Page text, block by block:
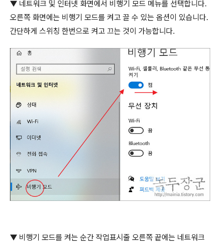
▼ 네트워크 및 인터넷 화면에서 비행기 모드 메뉴를 선택합니다.
오른쪽 화면에는 비행기 모드를 켜고 끌 수 있는 옵션이 있습니다.
간단하게 스위칭 한번으로 켜고 끄는 것이 가능합니다.
▼ 비행기 모드를 켜는 순간 작업표시줄 오른쪽 끝에는 네트워크